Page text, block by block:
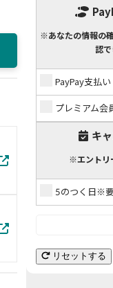
※あなたの情報の
認
PayPay支払い
プレミアム会
キ
※エントリ
5のつく日※
リセットする